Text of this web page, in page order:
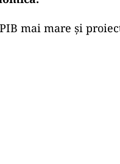
mai mare și